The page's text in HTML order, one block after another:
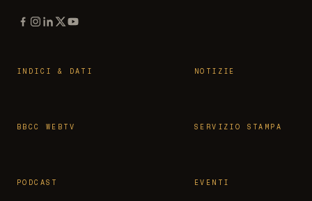
INDICI & DATI NOTIZIE
BBCC WEBTV SERVIZIO STAMPA
PODCAST EVENTI